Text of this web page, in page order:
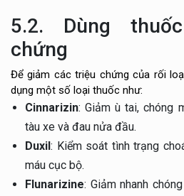
5.2. Dùng
chứng
Để giảm các triệu chứng của rối
dụng một số loại thuốc như:
Cinnarizin: Giảm ù tai, chóng
tàu xe và đau nửa đầu.
Duxil : Kiểm soát tình trạng
máu cục bộ.
Flunarizine: Giảm nhanh